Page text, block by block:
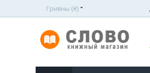
Гривны (₴)